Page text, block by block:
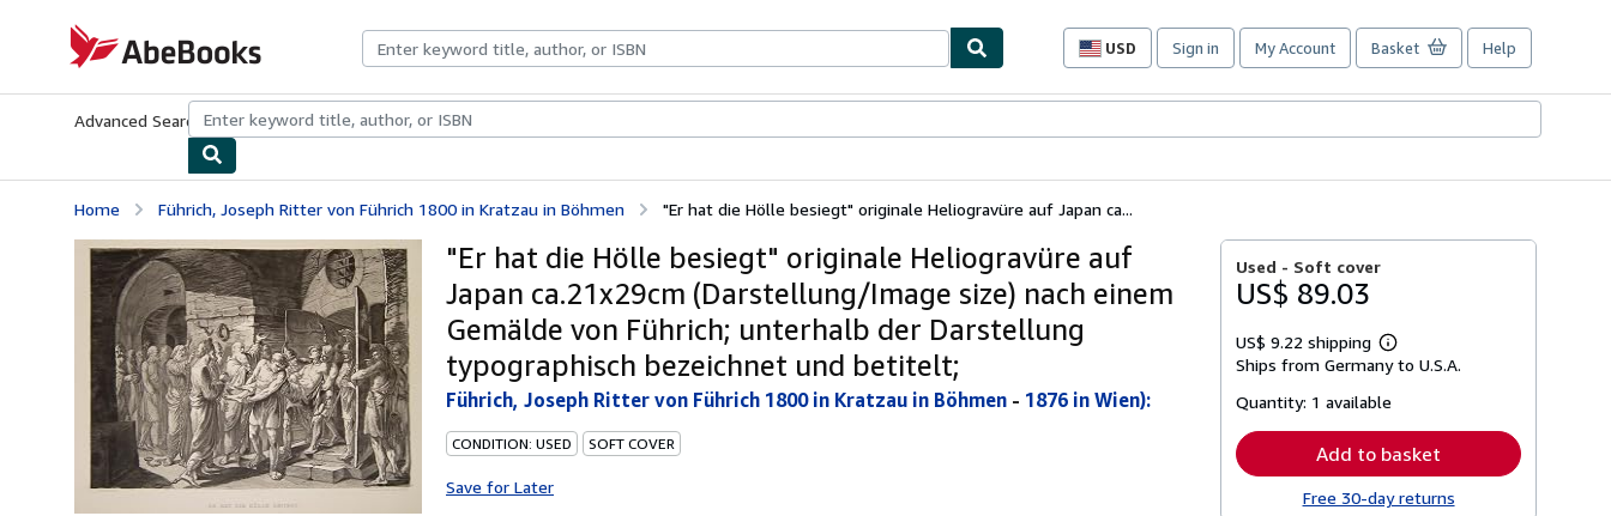
AbeBooks.com
USD
Site
preferences
Sign in My Account Basket Help
Advanced Search Browse CollectionsRare BooksArt & Collectibles
Home Führich, Joseph Ritter von Führich 1800 in Kratzau in Böhmen "Er hat die Hölle besiegt" originale Heliogravüre auf Japan ca...
"Er hat die Hölle besiegt" originale Heliogravüre auf
Japan ca.21x29cm (Darstellung/Image size) nach einem
Gemälde von Führich; unterhalb der Darstellung
typographisch bezeichnet und betitelt;
Führich, Joseph Ritter von Führich 1800 in Kratzau in Böhmen - 1876 in Wien):
CONDITION: USED SOFT COVER
Save for Later
Used - Soft cover
US$ 89.03
US$ 9.22 shipping
Learn
more
shipping
Ships from Germany to U.S.A.
Quantity: 1 available
Add to basket
Free 30-day returns